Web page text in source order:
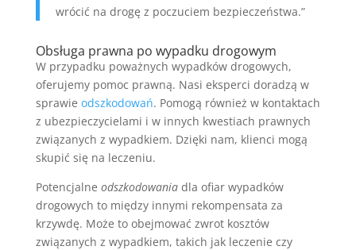
wrócić na drogę z poczuciem bezpieczeństwa.”
Obsługa prawna po wypadku drogowym
W przypadku poważnych wypadków drogowych,
oferujemy pomoc prawną. Nasi eksperci doradzą w
sprawie odszkodowań. Pomogą również w kontaktach
z ubezpieczycielami i w innych kwestiach prawnych
związanych z wypadkiem. Dzięki nam, klienci mogą
skupić się na leczeniu.
Potencjalne odszkodowaniadla ofiar wypadków
drogowych to między innymi rekompensata za
krzywdę. Może to obejmować zwrot kosztów
związanych z wypadkiem, takich jak leczenie czy